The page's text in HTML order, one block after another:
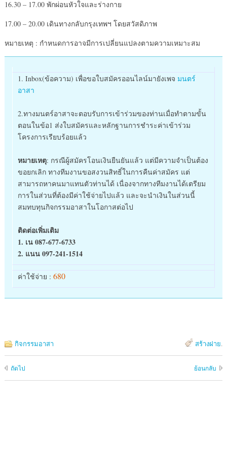
16.30 – 17.00 พักผ่อนหัวใจและร่างกาย
17.00 – 20.00 เดินทางกลับกรุงเทพฯ โดยสวัสดิภาพ
หมายเหตุ : กำหนดการอาจมีการเปลี่ยนแปลงตามความเหมาะสม
1. Inbox(ข้อความ) เพื่อขอใบสมัครออนไลน์มายังเพจ มนตร์
อาสา
2.ทางมนตร์อาสาจะตอบรับการเข้าร่วมของท่านเมื่อทำตามขั้น
ตอนในข้อ1 ส่งใบสมัครและหลักฐานการชำระค่าเข้าร่วม
โครงการเรียบร้อยแล้ว
หมายเหตุ: กรณีผู้สมัครโอนเงินยืนยันแล้ว แต่มีความจำเป็นต้อง
ขอยกเลิก ทางทีมงานขอสงวนสิทธิ์ในการคืนค่าสมัคร แต่
สามารถหาคนมาแทนตัวท่านได้ เนื่องจากทางทีมงานได้เตรียม
การในส่วนที่ต้องมีค่าใช้จ่ายไปแล้ว และจะนำเงินในส่วนนี้
สมทบทุนกิจกรรมอาสาในโอกาสต่อไป
ติดต่อเพิ่มเติม
1. เน 087-677-6733
2. แนน 097-241-1514
ค่าใช้จ่าย : 680
กิจกรรมอาสา สร้างฝาย.
ถัดไป ย้อนกลับ